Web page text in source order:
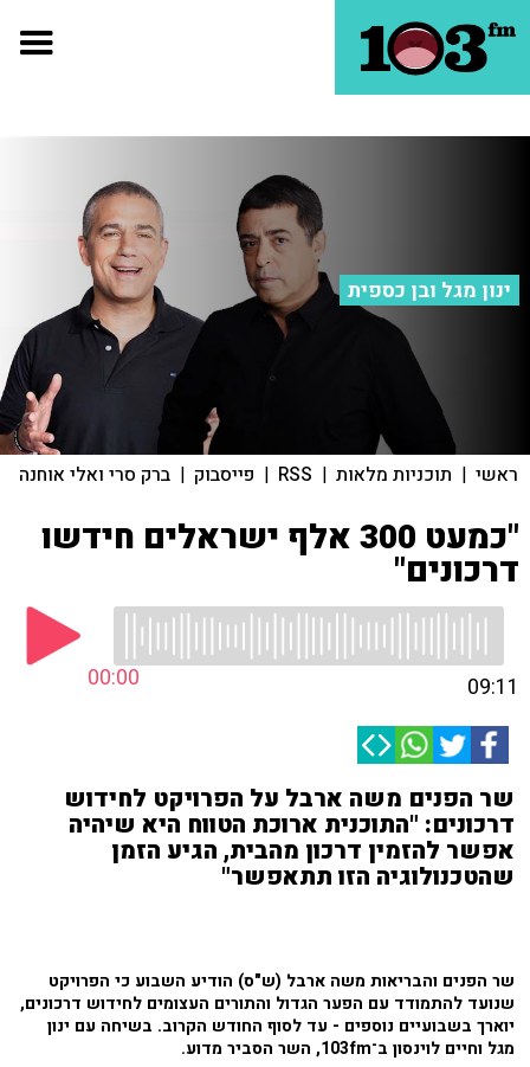
ינון מגל ובן כספית
ראשי | תוכניות מלאות |
RSS
| פייסבוק | ברק סרי ואלי אוחנה
"כמעט 300 אלף ישראלים חידשו
דרכונים"
00:00 09:11
שר הפנים משה ארבל על הפרויקט לחידוש
דרכונים: "התוכנית ארוכת הטווח היא שיהיה
אפשר להזמין דרכון מהבית, הגיע הזמן
שהטכנולוגיה הזו תתאפשר"
שר הפנים והבריאות משה ארבל (ש"ס) הודיע השבוע כי הפרויקט
שנועד להתמודד עם הפער הגדול והתורים העצומים לחידוש דרכונים,
יוארך בשבועיים נוספים - עד לסוף החודש הקרוב. בשיחה עם ינון
מגל וחיים לוינסון ב־103fm, השר הסביר מדוע.